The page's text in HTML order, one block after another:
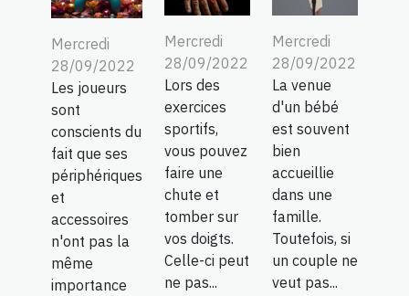
Mercredi
28/09/2022
Les joueurs
sont
conscients du
fait que ses
périphériques
et
accessoires
n'ont pas la
même
importance
Mercredi
28/09/2022
Lors des
exercices
sportifs,
vous pouvez
faire une
chute et
tomber sur
vos doigts.
Celle-ci peut
ne pas...
Mercredi
28/09/2022
La venue
d'un bébé
est souvent
bien
accueillie
dans une
famille.
Toutefois, si
un couple ne
veut pas...